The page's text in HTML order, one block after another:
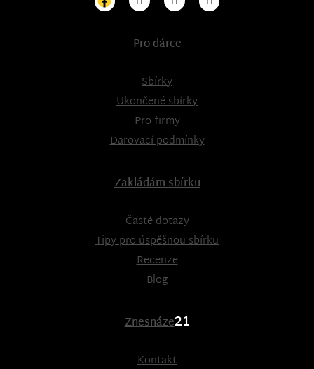
Pro dárce
Sbírky
Ukončené sbírky
Pro firmy
Darovací podmínky
Zakládám sbírku
Časté dotazy
Tipy pro úspěšnou sbírku
Recenze
Blog
Znesnáze21
Kontakt